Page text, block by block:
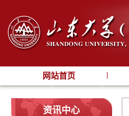
网站首页
资讯中心